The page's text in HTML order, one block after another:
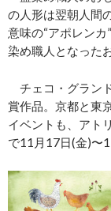
の人形は翌朝人間
意味の“アポレン
染め職人となった
チェコ・グラン
賞作品。京都と東
イベントも、アト
で11月17日(金)〜